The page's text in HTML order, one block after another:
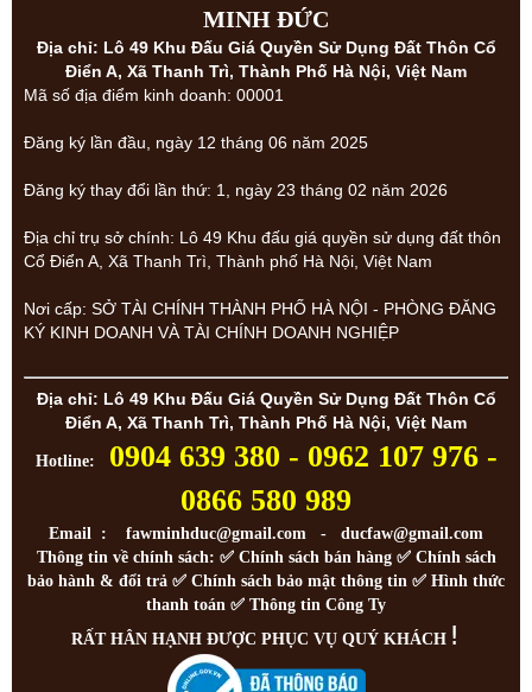
MINH ĐỨC
Địa chỉ: Lô 49 Khu Đấu Giá Quyền Sử Dụng Đất Thôn Cổ
Điển A, Xã Thanh Trì, Thành Phố Hà Nội, Việt Nam
Mã số địa điểm kinh doanh: 00001
Đăng ký lần đầu, ngày 12 tháng 06 năm 2025
Đăng ký thay đổi lần thứ: 1, ngày 23 tháng 02 năm 2026
Địa chỉ trụ sở chính: Lô 49 Khu đấu giá quyền sử dụng đất thôn
Cổ Điển A, Xã Thanh Trì, Thành phố Hà Nội, Việt Nam
Nơi cấp: SỞ TÀI CHÍNH THÀNH PHỐ HÀ NỘI - PHÒNG ĐĂNG
KÝ KINH DOANH VÀ TÀI CHÍNH DOANH NGHIỆP
Địa chỉ: Lô 49 Khu Đấu Giá Quyền Sử Dụng Đất Thôn Cổ
Điển A, Xã Thanh Trì, Thành Phố Hà Nội, Việt Nam
Hotline: 0904 639 380 - 0962 107 976 -
0866 580 989
Email : fawminhduc@gmail.com - ducfaw@gmail.com
Thông tin về chính sách: ✅ Chính sách bán hàng✅ Chính sách
bảo hành & đổi trả ✅ Chính sách bảo mật thông tin ✅ Hình thức
thanh toán ✅ Thông tin Công Ty
RẤT HÂN HẠNH ĐƯỢC PHỤC VỤ QUÝ KHÁCH!